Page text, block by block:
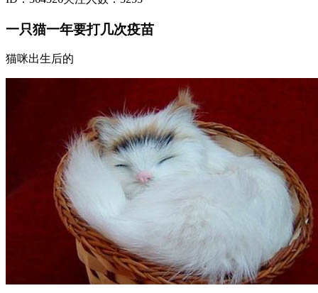
一只猫一年要打几次疫苗
猫咪出生后的